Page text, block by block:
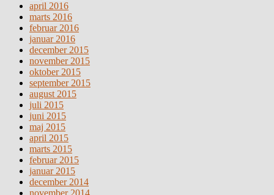
april 2016
marts 2016
februar 2016
januar 2016
december 2015
november 2015
oktober 2015
september 2015
august 2015
juli 2015
juni 2015
maj 2015
april 2015
marts 2015
februar 2015
januar 2015
december 2014
november 2014